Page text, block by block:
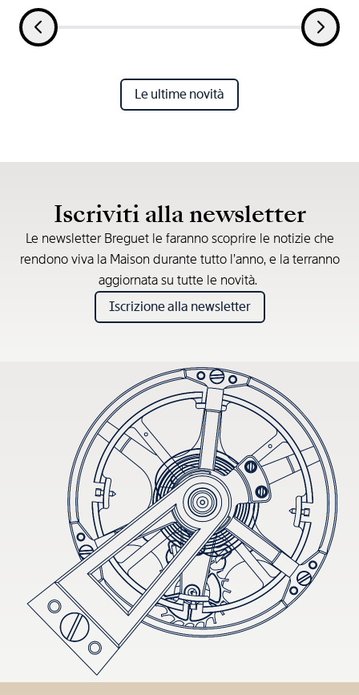
Le ultime novità
Iscriviti alla newsletter
Le newsletter Breguet le faranno scoprire le notizie che
rendono viva la Maison durante tutto l’anno, e la terranno
aggiornata su tutte le novità.
Iscrizione alla newsletter